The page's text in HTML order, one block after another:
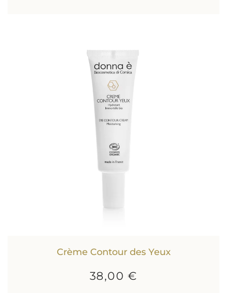
Crème Contour des Yeux
38,00 €